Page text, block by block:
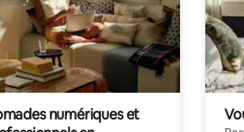
numériques et